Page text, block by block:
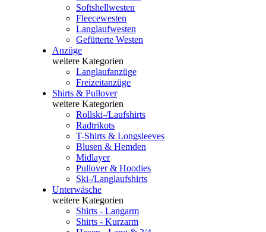
Softshellwesten
Fleecewesten
Langlaufwesten
Gefütterte Westen
Anzüge
weitere Kategorien
Langlaufanzüge
Freizeitanzüge
Shirts & Pullover
weitere Kategorien
Rollski-/Laufshirts
Radtrikots
T-Shirts & Longsleeves
Blusen & Hemden
Midlayer
Pullover & Hoodies
Ski-/Langlaufshirts
Unterwäsche
weitere Kategorien
Shirts - Langarm
Shirts - Kurzarm